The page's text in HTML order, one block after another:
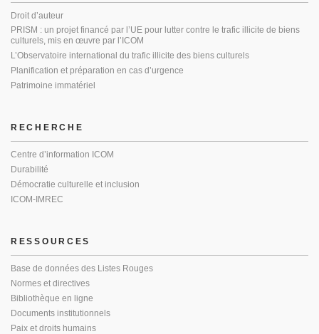
Droit d’auteur
PRISM : un projet financé par l’UE pour lutter contre le trafic illicite de biens
culturels, mis en œuvre par l’ICOM
L’Observatoire international du trafic illicite des biens culturels
Planification et préparation en cas d’urgence
Patrimoine immatériel
RECHERCHE
Centre d’information ICOM
Durabilité
Démocratie culturelle et inclusion
ICOM-IMREC
RESSOURCES
Base de données des Listes Rouges
Normes et directives
Bibliothèque en ligne
Documents institutionnels
Paix et droits humains